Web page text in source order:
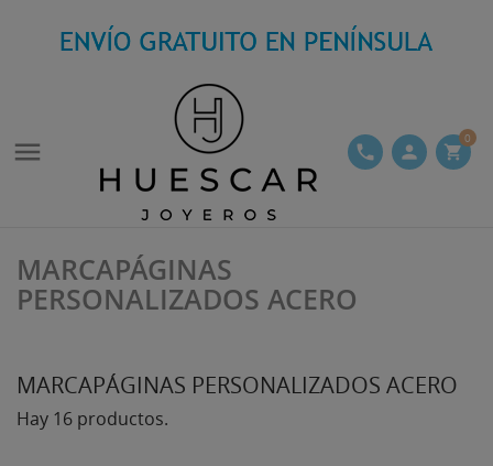
 phone person shopping_cart
0
MARCAPÁGINAS
PERSONALIZADOS ACERO
MARCAPÁGINAS PERSONALIZADOS ACERO
Hay 16 productos.